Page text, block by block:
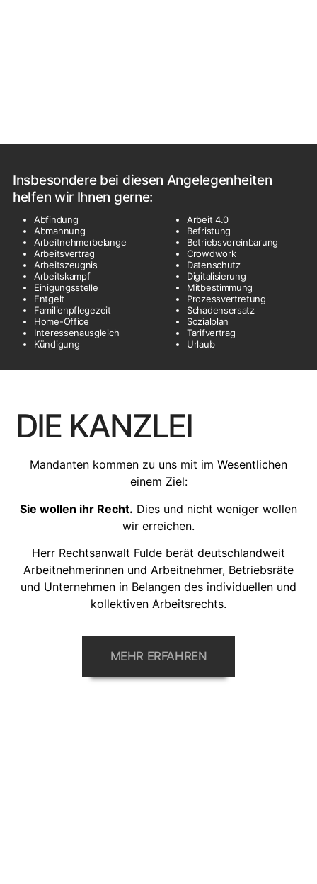
Insbesondere bei diesen Angelegenheiten
helfen wir Ihnen gerne:
Abfindung
Abmahnung
Arbeitnehmerbelange
Arbeitsvertrag
Arbeitszeugnis
Arbeitskampf
Arbeit 4.0
Befristung
Betriebsvereinbarung
Crowdwork
Datenschutz
Digitalisierung
Einigungsstelle
Entgelt
Familienpflegezeit
Home-Office
Interessenausgleich
Kündigung
Mitbestimmung
Prozessvertretung
Schadensersatz
Sozialplan
Tarifvertrag
Urlaub
DIE KANZLEI
Mandanten kommen zu uns mit im Wesentlichen
einem Ziel:
Sie wollen ihr Recht. Dies und nicht weniger wollen
wir erreichen.
Herr Rechtsanwalt Fulde berät deutschlandweit
Arbeitnehmerinnen und Arbeitnehmer, Betriebsräte
und Unternehmen in Belangen des individuellen und
kollektiven Arbeitsrechts.
MEHR ERFAHREN